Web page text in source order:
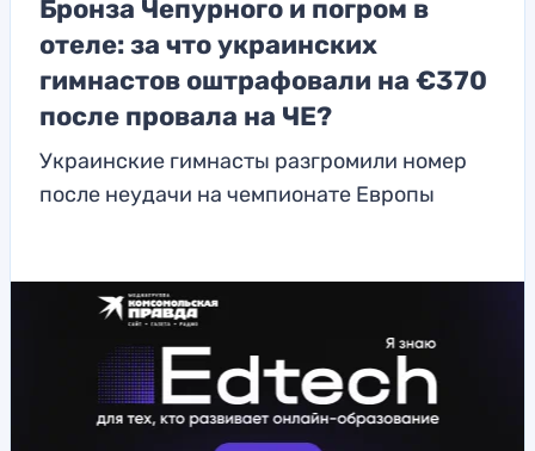
Бронза Чепурного и погром в
отеле: за что украинских
гимнастов оштрафовали на €370
после провала на ЧЕ?
Украинские гимнасты разгромили номер
после неудачи на чемпионате Европы